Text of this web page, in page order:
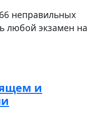
неправильных
любой экзамен на
и